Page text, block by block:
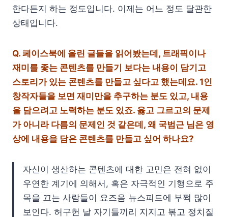
한다든지 하는 정도입니다. 이제는 어느 정도 달관한
상태입니다.
Q. 페이스북에 올린 글들을 읽어봤는데, 트래픽이나
재미를 좇는 콘텐츠를 만들기 보다는 내용이 담기고
스토리가 있는 콘텐츠를 만들고 싶다고 했는데요. 1인
창작자들을 보면 재미만을 추구하는 분도 있고, 내용
을 담으려고 노력하는 분도 있죠. 옳고 그르고의 문제
가 아니라 다름의 문제인 것 같은데, 왜 국범근 님은 영
상에 내용을 담은 콘텐츠를 만들고 싶어 하나요?
자신이 생산하는 콘텐츠에 대한 고민은 전혀 없이
우연한 계기에 의해서, 혹은 자극적인 기행으로 주
목을 끄는 사람들이 요즈음 뉴스피드에 부쩍 많이
보인다. 허구헌 날 자기들끼리 지지고 볶고 정치질